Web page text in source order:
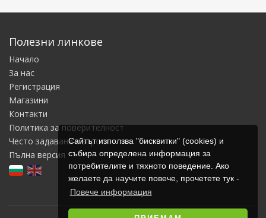
Сайтът използва "бисквитки" (cookies) и
събира определена информация за
потребителите и тяхното поведение. Ако
желаете да научите повече, прочетете тук -
Повече информация
Полезни линкове
Начало
За нас
Регистрация
Магазини
Контакти
Политика за поверителност
Често задавани въпроси
Пълна версия